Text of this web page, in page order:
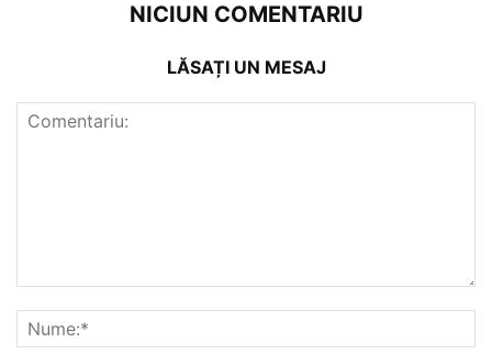
NICIUN COMENTARIU
LĂSAȚI UN MESAJ